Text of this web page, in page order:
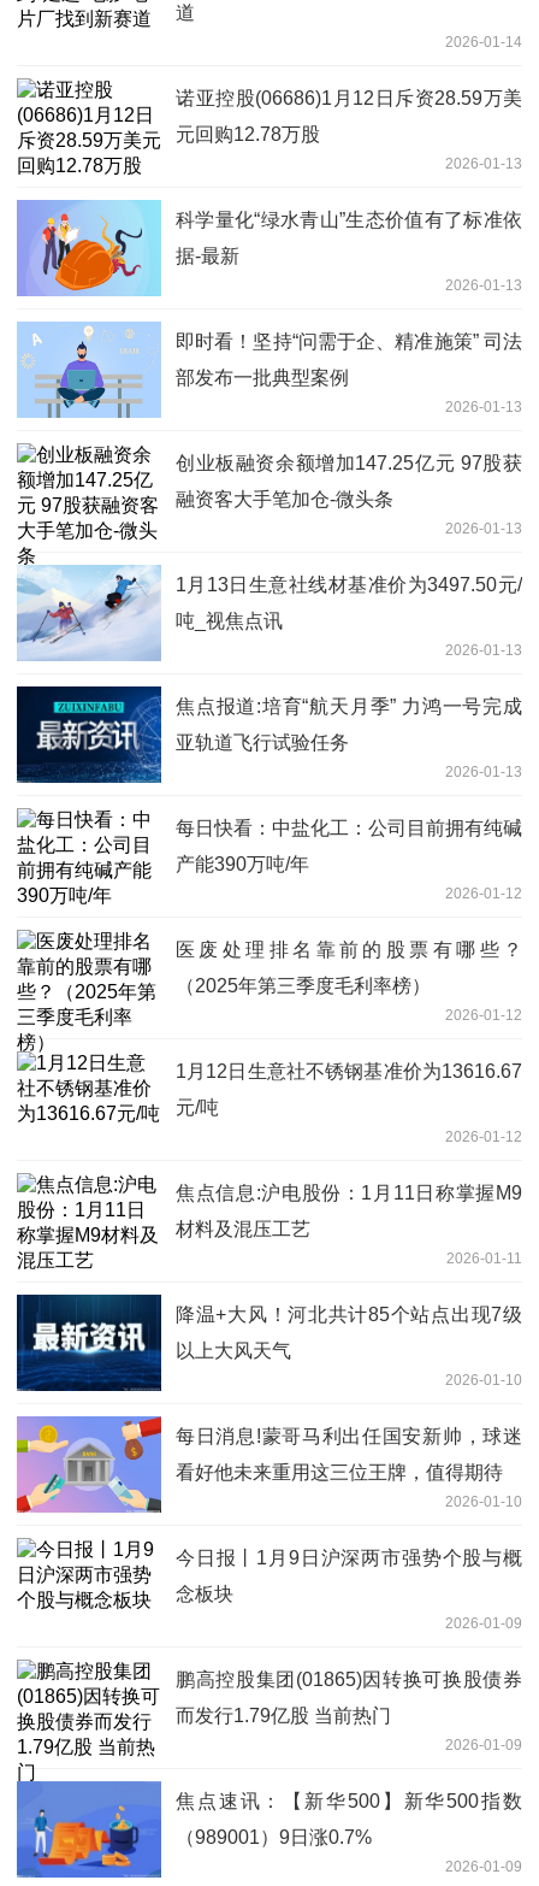
道
2026-01-14
诺亚控股(06686)1月12日斥资28.59万美
元回购12.78万股
2026-01-13
科学量化“绿水青山”生态价值有了标准依
据-最新
2026-01-13
即时看！坚持“问需于企、精准施策” 司法
部发布一批典型案例
2026-01-13
创业板融资余额增加147.25亿元 97股获
融资客大手笔加仓-微头条
2026-01-13
1月13日生意社线材基准价为3497.50元/
吨_视焦点讯
2026-01-13
焦点报道:培育“航天月季” 力鸿一号完成
亚轨道飞行试验任务
2026-01-13
每日快看：中盐化工：公司目前拥有纯碱
产能390万吨/年
2026-01-12
医废处理排名靠前的股票有哪些？
（2025年第三季度毛利率榜）
2026-01-12
1月12日生意社不锈钢基准价为13616.67
元/吨
2026-01-12
焦点信息:沪电股份：1月11日称掌握M9
材料及混压工艺
2026-01-11
降温+大风！河北共计85个站点出现7级
以上大风天气
2026-01-10
每日消息!蒙哥马利出任国安新帅，球迷
看好他未来重用这三位王牌，值得期待
2026-01-10
今日报丨1月9日沪深两市强势个股与概
念板块
2026-01-09
鹏高控股集团(01865)因转换可换股债券
而发行1.79亿股 当前热门
2026-01-09
焦点速讯：【新华500】新华500指数
（989001）9日涨0.7%
2026-01-09